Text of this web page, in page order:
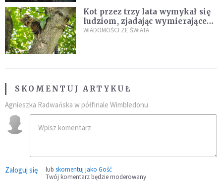
Kot przez trzy lata wymykał się
ludziom, zjadając wymierające
kaczki. W końcu popełnił
WIADOMOŚCI ZE ŚWIATA
SKOMENTUJ ARTYKUŁ
Agnieszka Radwańska w półfinale Wimbledonu
Zaloguj się lub skomentuj jako Gość
Twój komentarz będzie moderowany